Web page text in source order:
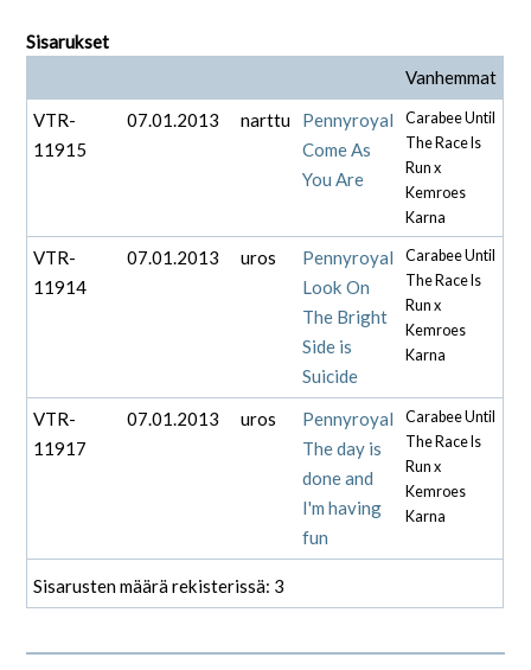
Sisarukset
Vanhemmat
VTR-
11915
07.01.2013 narttu
Pennyroyal
Come As
You Are
Carabee Until
The Race Is
Run x
Kemroes
Karna
VTR-
11914
07.01.2013 uros
Pennyroyal
Look On
The Bright
Side is
Suicide
Carabee Until
The Race Is
Run x
Kemroes
Karna
VTR-
11917
07.01.2013 uros
Pennyroyal
The day is
done and
I'm having
fun
Carabee Until
The Race Is
Run x
Kemroes
Karna
Sisarusten määrä rekisterissä: 3